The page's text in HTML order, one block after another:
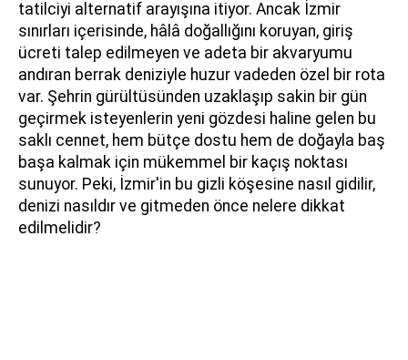
tatilciyi alternatif arayışına itiyor. Ancak İzmir
sınırları içerisinde, hâlâ doğallığını koruyan, giriş
ücreti talep edilmeyen ve adeta bir akvaryumu
andıran berrak deniziyle huzur vadeden özel bir rota
var. Şehrin gürültüsünden uzaklaşıp sakin bir gün
geçirmek isteyenlerin yeni gözdesi haline gelen bu
saklı cennet, hem bütçe dostu hem de doğayla baş
başa kalmak için mükemmel bir kaçış noktası
sunuyor. Peki, İzmir'in bu gizli köşesine nasıl gidilir,
denizi nasıldır ve gitmeden önce nelere dikkat
edilmelidir?